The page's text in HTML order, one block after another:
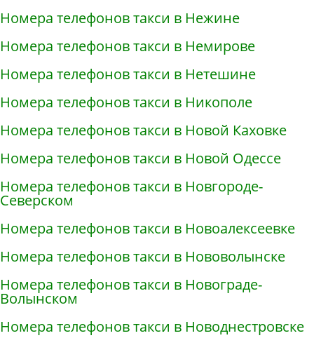
Номера телефонов такси в Нежине
Номера телефонов такси в Немирове
Номера телефонов такси в Нетешине
Номера телефонов такси в Никополе
Номера телефонов такси в Новой Каховке
Номера телефонов такси в Новой Одессе
Номера телефонов такси в Новгороде-
Северском
Номера телефонов такси в Новоалексеевке
Номера телефонов такси в Нововолынске
Номера телефонов такси в Новограде-
Волынском
Номера телефонов такси в Новоднестровске